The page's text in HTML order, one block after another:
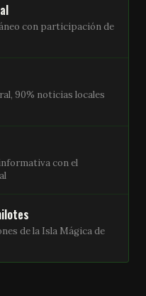
con participación de
90% noticias locales
con el
de la Isla Mágica de